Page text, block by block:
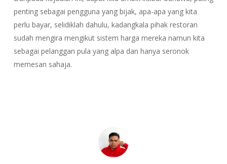
penting sebagai pengguna yang bijak, apa-apa yang kita
perlu bayar, selidiklah dahulu, kadangkala pihak restoran
sudah mengira mengikut sistem harga mereka namun kita
sebagai pelanggan pula yang alpa dan hanya seronok
memesan sahaja.